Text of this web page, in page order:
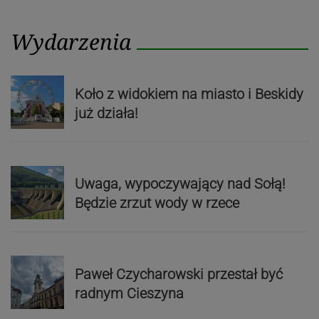
Wydarzenia
Koło z widokiem na miasto i Beskidy
już działa!
Uwaga, wypoczywający nad Sołą!
Będzie zrzut wody w rzece
Paweł Czycharowski przestał być
radnym Cieszyna